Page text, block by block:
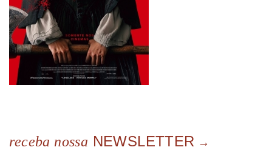
receba nossa NEWSLETTER